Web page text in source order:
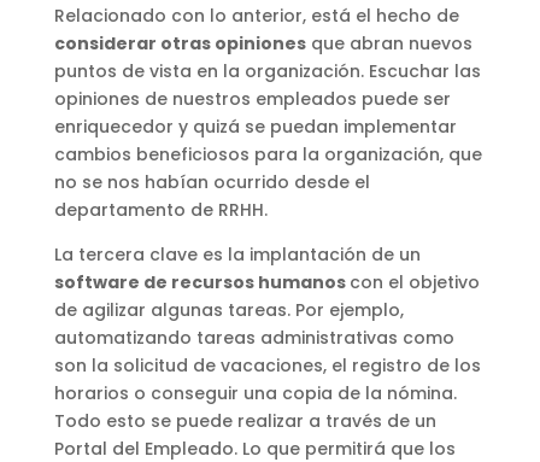
Relacionado con lo anterior, está el hecho de
considerar otras opinionesque abran nuevos
puntos de vista en la organización. Escuchar las
opiniones de nuestros empleados puede ser
enriquecedor y quizá se puedan implementar
cambios beneficiosos para la organización, que
no se nos habían ocurrido desde el
departamento de RRHH.
La tercera clave es la implantación de un
software de recursos humanos con el objetivo
de agilizar algunas tareas. Por ejemplo,
automatizando tareas administrativas como
son la solicitud de vacaciones, el registro de los
horarios o conseguir una copia de la nómina.
Todo esto se puede realizar a través de un
Portal del Empleado. Lo que permitirá que los